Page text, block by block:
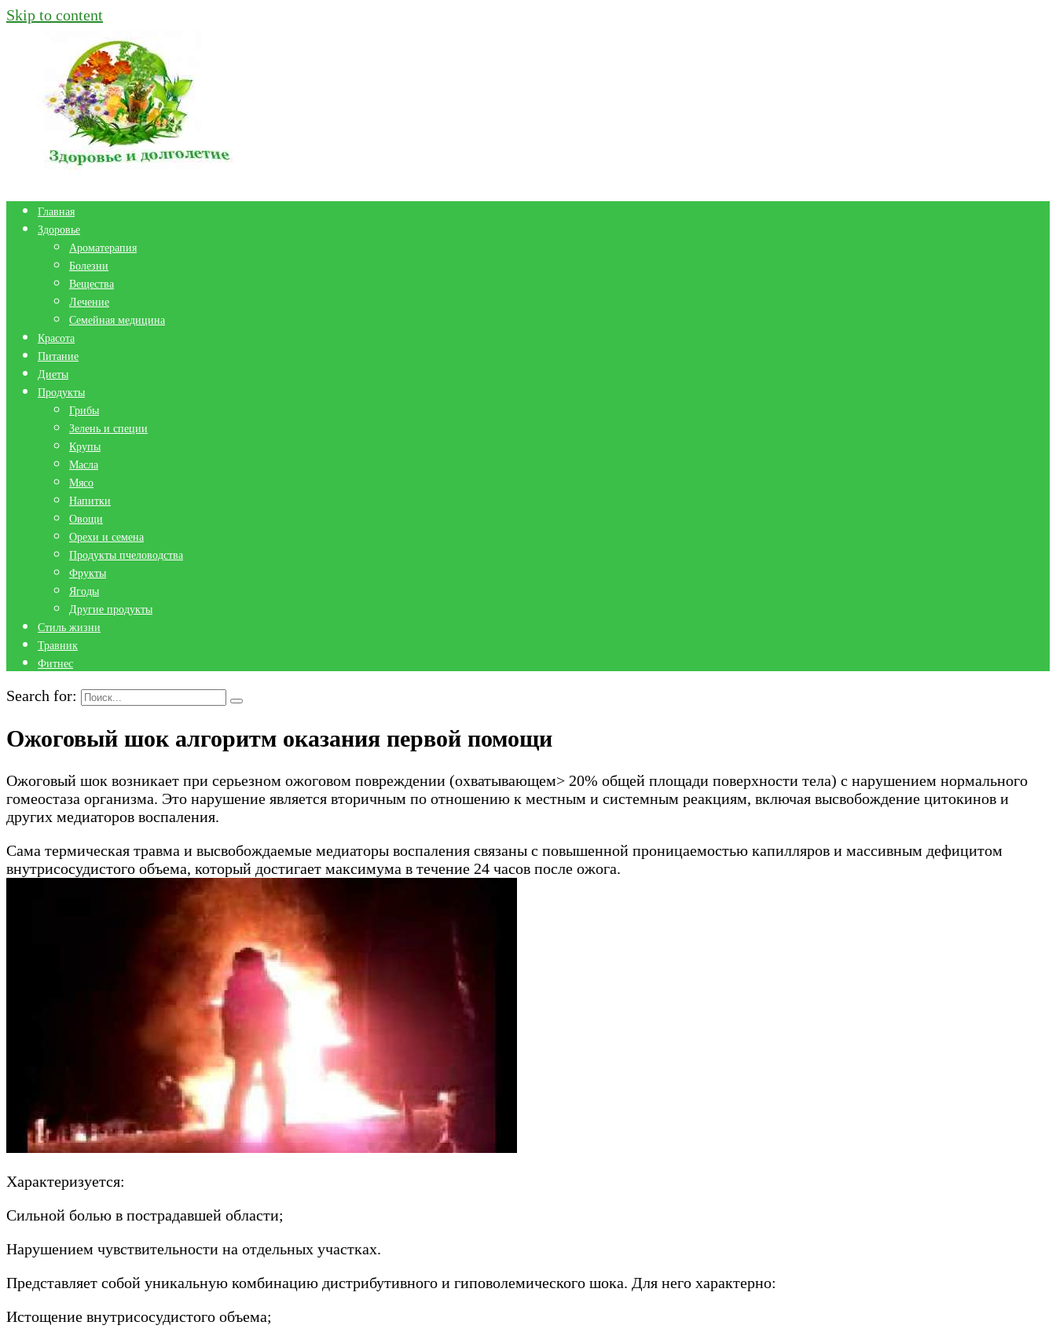
Skip to content
Главная
Здоровье
Ароматерапия
Болезни
Вещества
Лечение
Семейная медицина
Красота
Питание
Диеты
Продукты
Грибы
Зелень и специи
Крупы
Масла
Мясо
Напитки
Овощи
Орехи и семена
Продукты пчеловодства
Фрукты
Ягоды
Другие продукты
Стиль жизни
Травник
Фитнес
Search for:
Ожоговый шок алгоритм оказания первой помощи
Ожоговый шок возникает при серьезном ожоговом повреждении (охватывающем> 20% общей площади поверхности тела) с нарушением нормального
гомеостаза организма. Это нарушение является вторичным по отношению к местным и системным реакциям, включая высвобождение цитокинов и
других медиаторов воспаления.
Сама термическая травма и высвобождаемые медиаторы воспаления связаны с повышенной проницаемостью капилляров и массивным дефицитом
внутрисосудистого объема, который достигает максимума в течение 24 часов после ожога.
Характеризуется:
Сильной болью в пострадавшей области;
Нарушением чувствительности на отдельных участках.
Представляет собой уникальную комбинацию дистрибутивного и гиповолемического шока. Для него характерно:
Истощение внутрисосудистого объема;